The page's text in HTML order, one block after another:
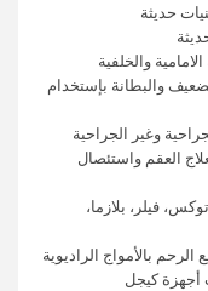
حديثة
والخلفية
والبطانة بإستخدام
وغير الجراحية
العقم واستئصال
فيلر، بلازما،
بالأمواج الراديوية
أجهزة كيجل